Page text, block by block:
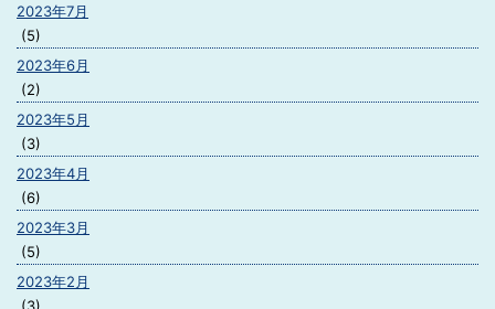
2023年7月
(5)
2023年6月
(2)
2023年5月
(3)
2023年4月
(6)
2023年3月
(5)
2023年2月